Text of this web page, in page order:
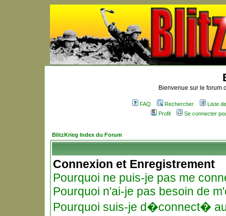
Bienvenue sur le forum
FAQ Rechercher
Liste
Profil
Se connecter
BlitzKrieg Index du Forum
Connexion et Enregistrement
Pourquoi ne puis-je pas me
Pourquoi n'ai-je pas besoin de
Pourquoi suis-je d�connect�